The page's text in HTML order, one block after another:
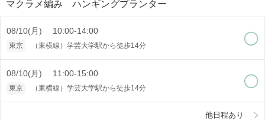
マクラメ編み ハンギングプランター
08/10(月) 10:00-14:00
東京 （東横線）学芸大学駅から徒歩14分
08/10(月) 11:00-15:00
東京 （東横線）学芸大学駅から徒歩14分
他日程あり